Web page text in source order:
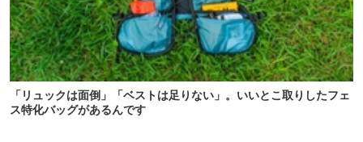
「リュックは面倒」「ベストは足りない」。いいとこ取りしたフェ
ス特化バッグがあるんです